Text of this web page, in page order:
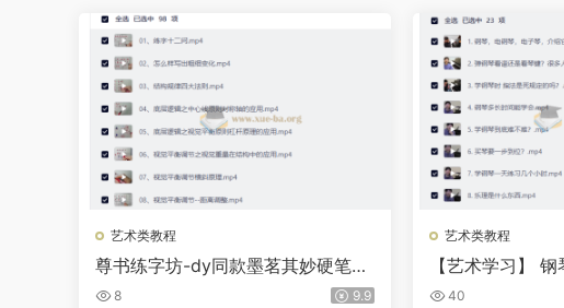
艺术类教程
尊书练字坊-dy同款墨茗其妙硬笔行
书逻辑思维法98节
8 9.9
艺术类教程
【艺术学习】
题讲解
40